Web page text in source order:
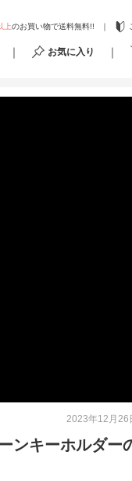
上のお買い物で送料無料!!
お気に入り
2023年12月26
ンキーホルダー